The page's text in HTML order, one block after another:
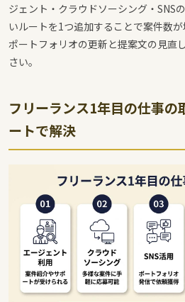
ジェント・クラウドソーシング・SNS
いルートを1つ追加することで案件数が
ポートフォリオの更新と提案文の見直
さい。
フリーランス1年目の仕事の
ートで解決